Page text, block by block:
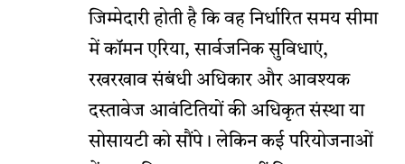
जिम्मेदारी होती है कि वह निर्धारित समय सीमा
में कॉमन एरिया, सार्वजनिक सुविधाएं,
रखरखाव संबंधी अधिकार और आवश्यक
दस्तावेज आवंटितियों की अधिकृत संस्था या
सोसायटी को सौंपे। लेकिन कई परियोजनाओं